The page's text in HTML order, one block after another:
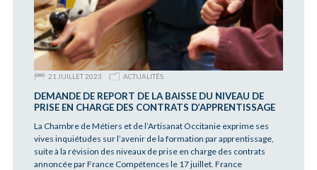
21 JUILLET 2023 ACTUALITÉS
DEMANDE DE REPORT DE LA BAISSE DU NIVEAU DE
PRISE EN CHARGE DES CONTRATS D’APPRENTISSAGE
La Chambre de Métiers et de l’Artisanat Occitanie exprime ses
vives inquiétudes sur l’avenir de la formation par apprentissage,
suite à la révision des niveaux de prise en charge des contrats
annoncée par France Compétences le 17 juillet. France